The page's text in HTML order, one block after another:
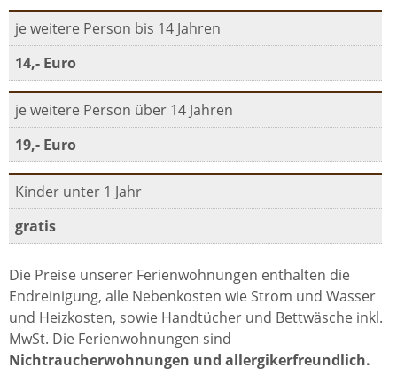
je weitere Person bis 14 Jahren
14,- Euro
je weitere Person über 14 Jahren
19,- Euro
Kinder unter 1 Jahr
gratis
Die Preise unserer Ferienwohnungen enthalten die
Endreinigung, alle Nebenkosten wie Strom und Wasser
und Heizkosten, sowie Handtücher und Bettwäsche inkl.
MwSt. Die Ferienwohnungen sind
Nichtraucherwohnungen und allergikerfreundlich.